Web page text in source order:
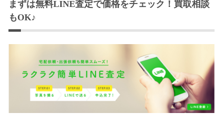
まずは無料LINE査定で価格をチェック！買取相談
もOK♪